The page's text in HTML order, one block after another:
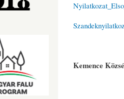
Kemence